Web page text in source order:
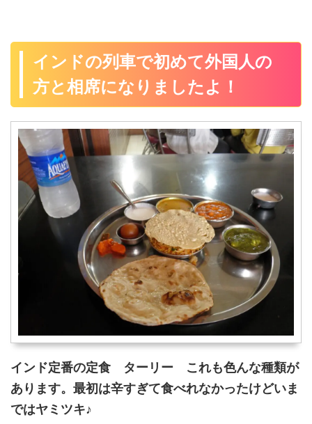
インドの列車で初めて外国人の
方と相席になりましたよ！
インド定番の定食 ターリー これも色んな種類が
あります。最初は辛すぎて食べれなかったけどいま
ではヤミツキ♪